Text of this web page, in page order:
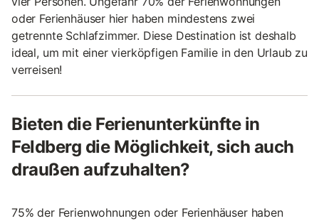
oder Ferienhäuser hier haben mindestens zwei
getrennte Schlafzimmer. Diese Destination ist deshalb
ideal, um mit einer vierköpfigen Familie in den Urlaub zu
verreisen!
Bieten die Ferienunterkünfte in
Feldberg die Möglichkeit, sich auch
draußen aufzuhalten?
75% der Ferienwohnungen oder Ferienhäuser haben